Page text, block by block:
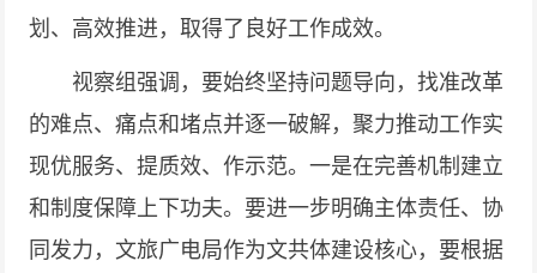
划、高效推进，取得了良好工作成效。
视察组强调，要始终坚持问题导向，找准改革
的难点、痛点和堵点并逐一破解，聚力推动工作实
现优服务、提质效、作示范。一是在完善机制建立
和制度保障上下功夫。要进一步明确主体责任、协
同发力，文旅广电局作为文共体建设核心，要根据